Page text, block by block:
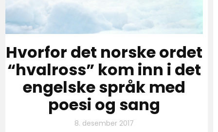
Hvorfor det norske ordet
“hvalross” kom inn i det
engelske språk med
poesi og sang
8. desember 2017